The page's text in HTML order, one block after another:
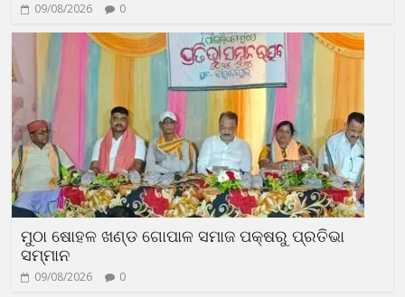
09/08/2026 0
ମୁଠା ଷୋହଳ ଖଣ୍ଡ ଗୋପାଳ ସମାଜ ପକ୍ଷରୁ ପ୍ରତିଭା
ସମ୍ମାନ
09/08/2026 0